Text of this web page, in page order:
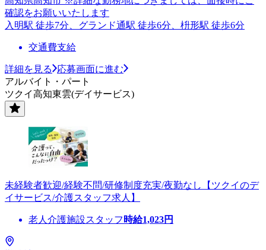
確認をお願いいたします
入明駅 徒歩7分、グランド通駅 徒歩6分、枡形駅 徒歩6分
交通費支給
詳細を見る
応募画面に進む
アルバイト・パート
ツクイ高知東雲(デイサービス)
未経験者歓迎/経験不問/研修制度充実/夜勤なし【ツクイのデ
イサービス/介護スタッフ求人】
老人介護施設スタッフ 時給1,023円